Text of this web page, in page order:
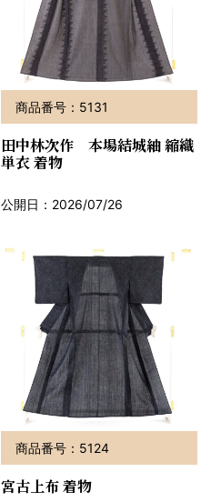
商品番号：5131
田中林次作 本場結城紬 縮織
単衣 着物
公開日：2026/07/26
商品番号：5124
宮古上布 着物